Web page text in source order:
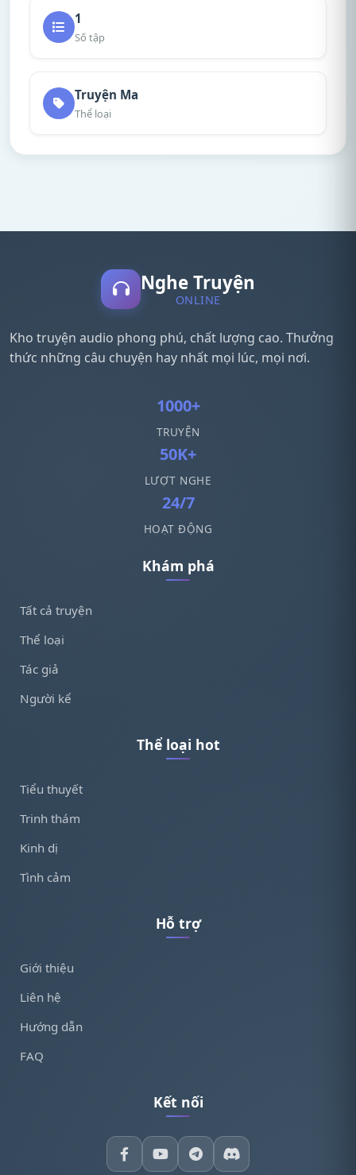
1
Số tập
Truyện Ma
Thể loại
Nghe Truyện
ONLINE
Kho truyện audio phong phú, chất lượng cao. Thưởng
thức những câu chuyện hay nhất mọi lúc, mọi nơi.
1000+
TRUYỆN
50K+
LƯỢT NGHE
24/7
HOẠT ĐỘNG
Khám phá
Tất cả truyện
Thể loại
Tác giả
Người kể
Thể loại hot
Tiểu thuyết
Trinh thám
Kinh dị
Tình cảm
Hỗ trợ
Giới thiệu
Liên hệ
Hướng dẫn
FAQ
Kết nối